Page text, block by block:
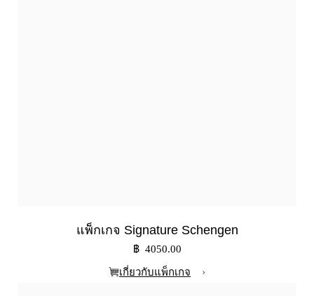
แพ็กเกจ Signature Schengen
฿ 4050.00
เกี่ยวกับแพ็กเกจ ›